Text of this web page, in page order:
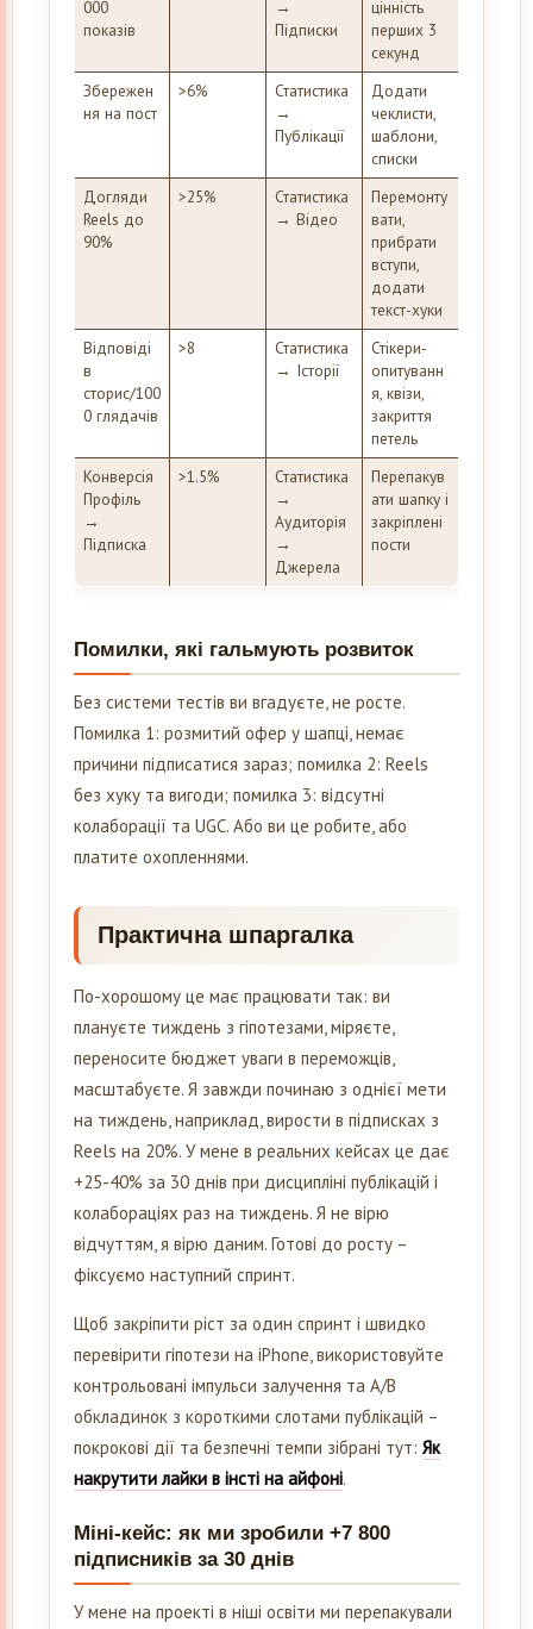
000
показів
→
Підписки
цінність
перших 3
секунд
Збережен
ня на пост
>6%
Статистика
→
Публікації
Додати
чеклисти,
шаблони,
списки
Догляди
Reels до
90%
>25%
Статистика
→ Відео
Перемонту
вати,
прибрати
вступи,
додати
текст-хуки
Відповіді
в
сторис/100
0 глядачів
>8
Статистика
→ Історії
Стікери-
опитуванн
я, квізи,
закриття
петель
Конверсія
Профіль
→
Підписка
>1.5%
Статистика
→
Аудиторія
→
Джерела
Перепакув
ати шапку і
закріплені
пости
Помилки, які гальмують розвиток
Без системи тестів ви вгадуєте, не росте.
Помилка 1: розмитий офер у шапці, немає
причини підписатися зараз; помилка 2: Reels
без хуку та вигоди; помилка 3: відсутні
колаборації та UGC. Або ви це робите, або
платите охопленнями.
Практична шпаргалка
По-хорошому це має працювати так: ви
плануєте тиждень з гіпотезами, міряєте,
переносите бюджет уваги в переможців,
масштабуєте. Я завжди починаю з однієї мети
на тиждень, наприклад, вирости в підписках з
Reels на 20%. У мене в реальних кейсах це дає
+25-40% за 30 днів при дисципліні публікацій і
колабораціях раз на тиждень. Я не вірю
відчуттям, я вірю даним. Готові до росту –
фіксуємо наступний спринт.
Щоб закріпити ріст за один спринт і швидко
перевірити гіпотези на iPhone, використовуйте
контрольовані імпульси залучення та A/B
обкладинок з короткими слотами публікацій –
покрокові дії та безпечні темпи зібрані тут: Як
накрутити лайки в інсті на айфоні.
Міні-кейс: як ми зробили +7 800
підписників за 30 днів
У мене на проекті в ніші освіти ми перепакували